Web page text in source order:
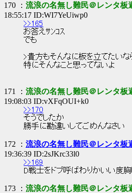
170 ： 流浪の名無し難民＠レンタ板
18:55:17 ID:WI7YeUiwp0
>>165
お答えｻﾝｺｽ
でも
>貴方もそんなに板を立てたいな
特にそんなこと思ってないよ
171 ： 流浪の名無し難民＠レンタ板
19:08:03 ID:vXFqOUI+k0
>>170
そうでしたか
勝手に勘違いしてごめんなさい
172 ： 流浪の名無し難民＠レンタ板
19:36:39 ID:2sJKrc33l0
>>169
D戦士をドブ呼ばわりかいい度胸
173 ： 流浪の名無し難民＠レンタ板